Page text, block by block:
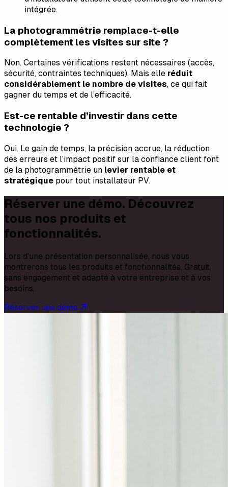
intégrée.
La photogrammétrie remplace-t-elle
complètement les visites sur site ?
Non. Certaines vérifications restent nécessaires (accès,
sécurité, contraintes techniques). Mais elle réduit
considérablement le nombre de visites, ce qui fait
gagner du temps et de l’efficacité.
Est-ce rentable d’investir dans cette
technologie ?
Oui. Le gain de temps, la précision accrue, la réduction
des erreurs et l’impact positif sur la confiance client font
de la photogrammétrie un levier rentable et
stratégique pour tout installateur PV.
Réserver une démo. Découvrez
tous nos produits et
fonctionnalités.
Lors d'une présentation personnalisée, nous vous
montrerons tous les produits et fonctionnalités. Gratuit,
sans engagement et adapté à votre entreprise et à vos
besoins.
Réserver une démo